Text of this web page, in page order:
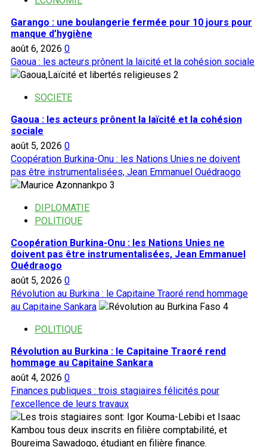
et
met
fin
à
la
présence
des
forces
Garango : une boulangerie fermée pour 10 jours pour
manque d’hygiène
août 6, 2026 0
Gaoua : les acteurs prônent la laïcité et la cohésion sociale
2
SOCIETE
Gaoua : les acteurs prônent la laïcité et la cohésion
sociale
août 5, 2026 0
Coopération Burkina-Onu : les Nations Unies ne doivent
pas être instrumentalisées, Jean Emmanuel Ouédraogo
3
DIPLOMATIE
POLITIQUE
Coopération Burkina-Onu : les Nations Unies ne
doivent pas être instrumentalisées, Jean Emmanuel
Ouédraogo
août 5, 2026 0
Révolution au Burkina : le Capitaine Traoré rend hommage
au Capitaine Sankara
4
POLITIQUE
Révolution au Burkina : le Capitaine Traoré rend
hommage au Capitaine Sankara
août 4, 2026 0
Finances publiques : trois stagiaires félicités pour
l’excellence de leurs travaux